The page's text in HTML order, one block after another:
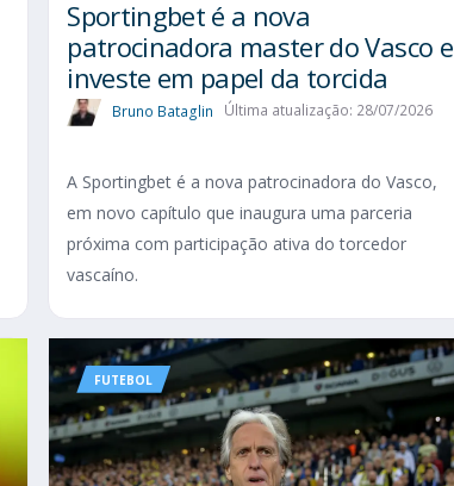
Sportingbet é a nova
patrocinadora master do Vasco e
investe em papel da torcida
Bruno Bataglin Última atualização: 28/07/2026
A Sportingbet é a nova patrocinadora do Vasco,
em novo capítulo que inaugura uma parceria
próxima com participação ativa do torcedor
vascaíno.
FUTEBOL